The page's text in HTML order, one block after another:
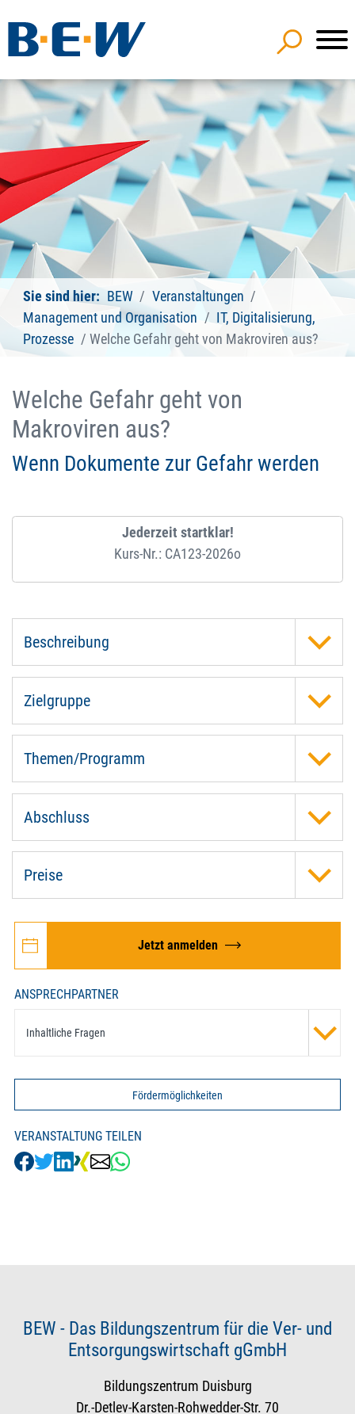
Sie sind hier: BEW
Veranstaltungen
Management und Organisation
IT, Digitalisierung,
Prozesse
Welche Gefahr geht von Makroviren aus?
Welche Gefahr geht von
Makroviren aus?
Wenn Dokumente zur Gefahr werden
Jederzeit startklar!
Kurs-Nr.: CA123-2026o
Beschreibung
Zielgruppe
Themen/Programm
Abschluss
Preise
Jetzt anmelden
ANSPRECHPARTNER
Inhaltliche Fragen
Fördermöglichkeiten
VERANSTALTUNG TEILEN
BEW - Das Bildungszentrum für die Ver- und
Entsorgungswirtschaft gGmbH
Bildungszentrum Duisburg
Dr.-Detlev-Karsten-Rohwedder-Str. 70